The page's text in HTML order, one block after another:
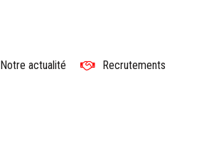
Notre actualité Recrutements